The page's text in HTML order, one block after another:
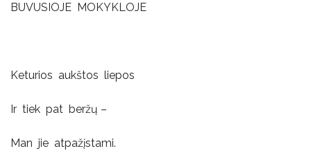
BUVUSIOJE MOKYKLOJE
Keturios aukštos liepos
Ir tiek pat beržų –
Man jie atpažįstami.